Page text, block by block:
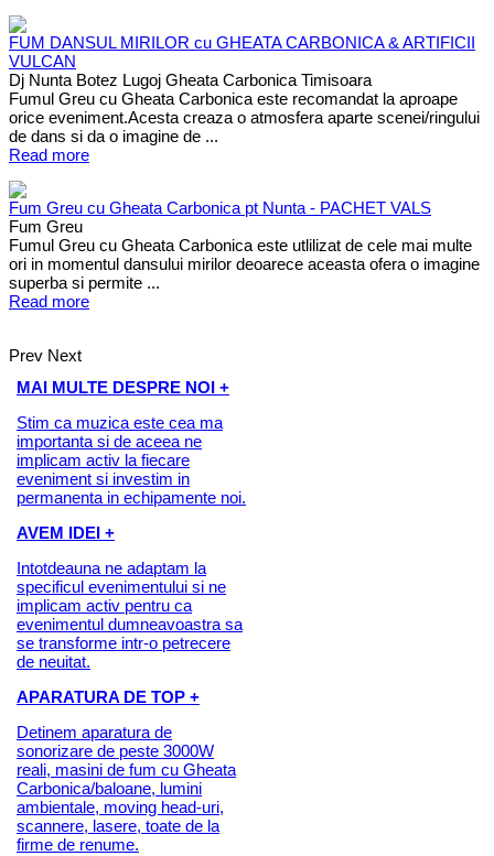
FUM DANSUL MIRILOR cu GHEATA CARBONICA & ARTIFICII
VULCAN
Dj Nunta Botez Lugoj Gheata Carbonica Timisoara
Fumul Greu cu Gheata Carbonica este recomandat la aproape
orice eveniment.Acesta creaza o atmosfera aparte scenei/ringului
de dans si da o imagine de ...
Read more
Fum Greu cu Gheata Carbonica pt Nunta - PACHET VALS
Fum Greu
Fumul Greu cu Gheata Carbonica este utlilizat de cele mai multe
ori in momentul dansului mirilor deoarece aceasta ofera o imagine
superba si permite ...
Read more
Prev Next
MAI MULTE DESPRE NOI +
Stim ca muzica este cea ma
importanta si de aceea ne
implicam activ la fiecare
eveniment si investim in
permanenta in echipamente noi.
AVEM IDEI +
Intotdeauna ne adaptam la
specificul evenimentului si ne
implicam activ pentru ca
evenimentul dumneavoastra sa
se transforme intr-o petrecere
de neuitat.
APARATURA DE TOP +
Detinem aparatura de
sonorizare de peste 3000W
reali, masini de fum cu Gheata
Carbonica/baloane, lumini
ambientale, moving head-uri,
scannere, lasere, toate de la
firme de renume.